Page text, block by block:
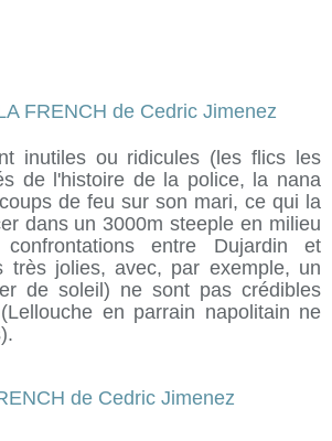
inutiles ou ridicules (les flics les
de l'histoire de la police, la nana
de feu sur son mari, ce qui la
dans un 3000m steeple en milieu
entre Dujardin et
très jolies, avec, par exemple, un
de soleil) ne sont pas crédibles
en parrain napolitain ne